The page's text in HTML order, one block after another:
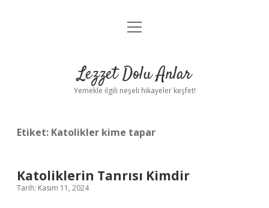
Anasayfa
Yasal Uyarı
menüyü
Lezzet Dolu Anlar
Yemekle ilgili neşeli hikayeler keşfet!
Etiket: Katolikler kime tapar
Katoliklerin Tanrısı Kimdir
Tarih: Kasım 11, 2024